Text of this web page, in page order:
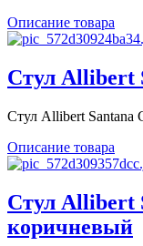
Описание товара
Стул Allibert
Стул Allibert Santana
Описание товара
Стул Allibert
коричневый